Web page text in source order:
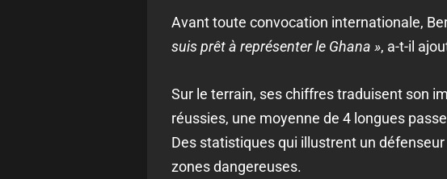
Avant toute convocation internationale,
suis prêt à représenter le Ghana », a-t-il
Sur le terrain, ses chiffres traduisent son
réussies, une moyenne de 4 longues
Des statistiques qui illustrent un
zones dangereuses.